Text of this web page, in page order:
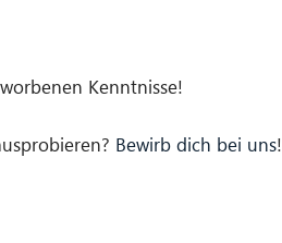
Kenntnisse!
Bewirb dich bei uns!